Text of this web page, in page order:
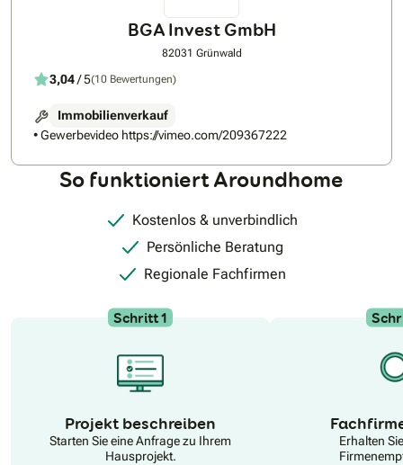
BGA Invest GmbH
82031 Grünwald
3,04/ 5(10 Bewertungen)
Immobilienverkauf
• Gewerbevideo https://vimeo.com/209367222
So funktioniert Aroundhome
Kostenlos & unverbindlich
Persönliche Beratung
Regionale Fachfirmen
Schritt 1
Projekt beschreiben
Starten Sie eine Anfrage zu Ihrem
Hausprojekt.
Erhalten